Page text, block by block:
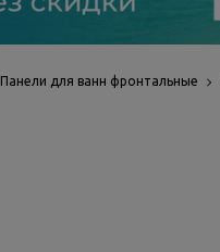
Панели для ванн фронтальные